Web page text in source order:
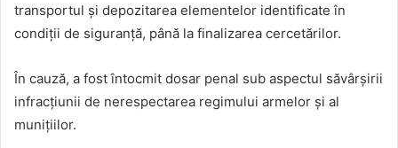
transportul și depozitarea elementelor identificate în
condiții de siguranță, până la finalizarea cercetărilor.
În cauză, a fost întocmit dosar penal sub aspectul săvârșirii
infracțiunii de nerespectarea regimului armelor și al
munițiilor.